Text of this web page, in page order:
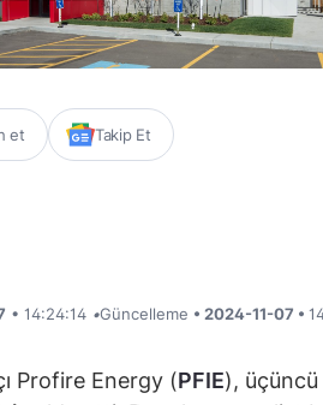
et Takip Et
• 14:24:14 •Güncelleme • 2024-11-07 •
Profire Energy (PFIE),